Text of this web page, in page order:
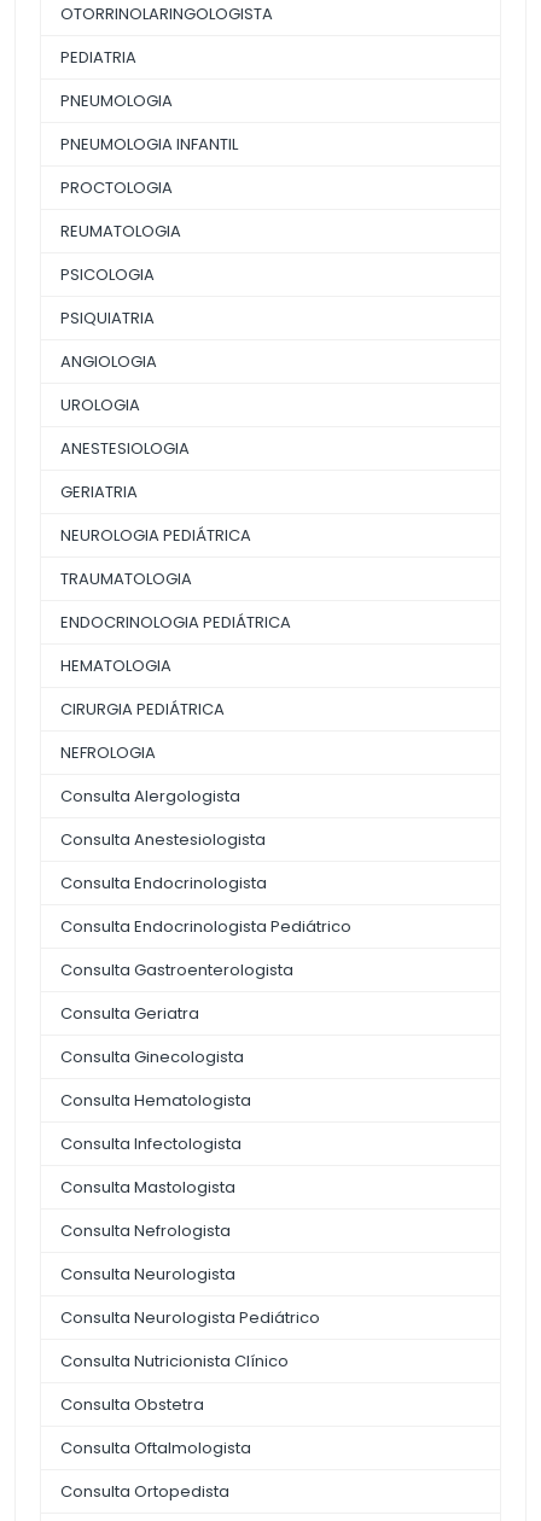
OTORRINOLARINGOLOGISTA
PEDIATRIA
PNEUMOLOGIA
PNEUMOLOGIA INFANTIL
PROCTOLOGIA
REUMATOLOGIA
PSICOLOGIA
PSIQUIATRIA
ANGIOLOGIA
UROLOGIA
ANESTESIOLOGIA
GERIATRIA
NEUROLOGIA PEDIÁTRICA
TRAUMATOLOGIA
ENDOCRINOLOGIA PEDIÁTRICA
HEMATOLOGIA
CIRURGIA PEDIÁTRICA
NEFROLOGIA
Consulta Alergologista
Consulta Anestesiologista
Consulta Endocrinologista
Consulta Endocrinologista Pediátrico
Consulta Gastroenterologista
Consulta Geriatra
Consulta Ginecologista
Consulta Hematologista
Consulta Infectologista
Consulta Mastologista
Consulta Nefrologista
Consulta Neurologista
Consulta Neurologista Pediátrico
Consulta Nutricionista Clínico
Consulta Obstetra
Consulta Oftalmologista
Consulta Ortopedista